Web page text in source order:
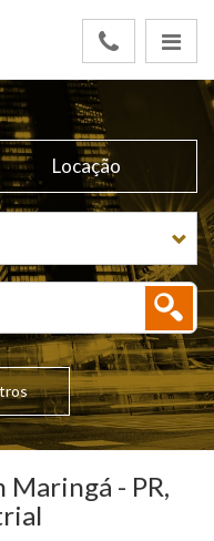
Locação
Maringá - PR,